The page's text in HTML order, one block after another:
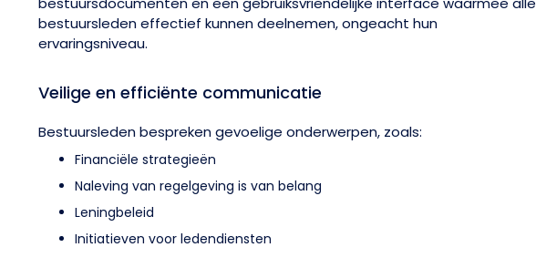
bestuursleden effectief kunnen deelnemen, ongeacht hun
ervaringsniveau.
Veilige en efficiënte communicatie
Bestuursleden bespreken gevoelige onderwerpen, zoals:
Financiële strategieën
Naleving van regelgeving is van belang
Leningbeleid
Initiatieven voor ledendiensten